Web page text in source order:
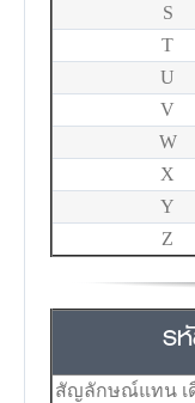
S
T
U
V
W
X
Y
Z
ร
สัญลักษณ์แทน เ